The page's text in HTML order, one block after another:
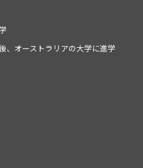
、オーストラリアの大学に進学